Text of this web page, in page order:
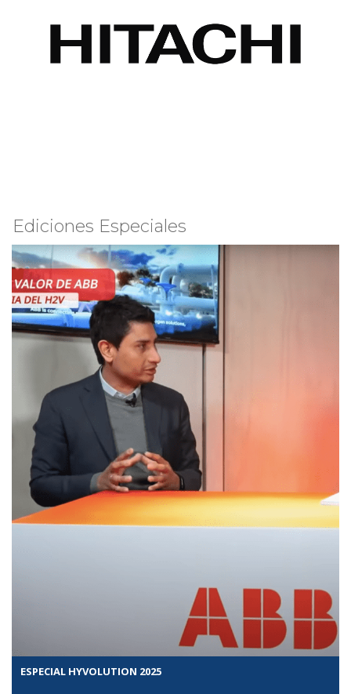
Ediciones Especiales
ESPECIAL HYVOLUTION 2025